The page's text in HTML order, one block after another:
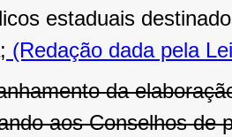
estaduais
(Redação dada pela
da
aos Conselhos de